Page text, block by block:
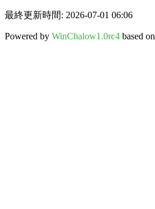
最終更新時間: 2026-07-01 06:06
Powered by WinChalow1.0rc4 based on